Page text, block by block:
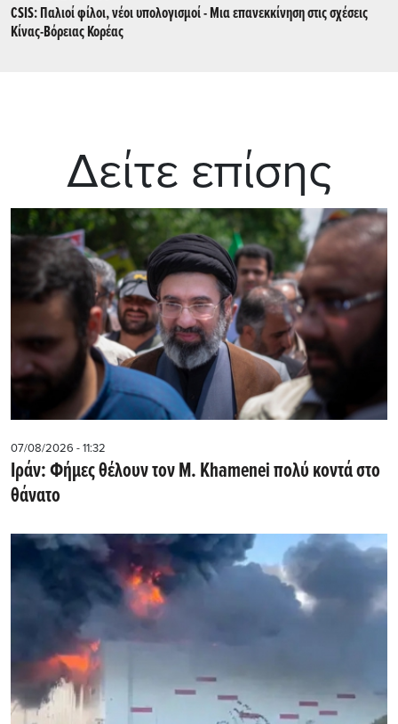
CSIS: Παλιοί φίλοι, νέοι υπολογισμοί - Μια επανεκκίνηση στις σχέσεις
Κίνας-Βόρειας Κορέας
Δείτε επίσης
07/08/2026 - 11:32
Ιράν: Φήμες θέλουν τον Μ. Khamenei πολύ κοντά στο
θάνατο